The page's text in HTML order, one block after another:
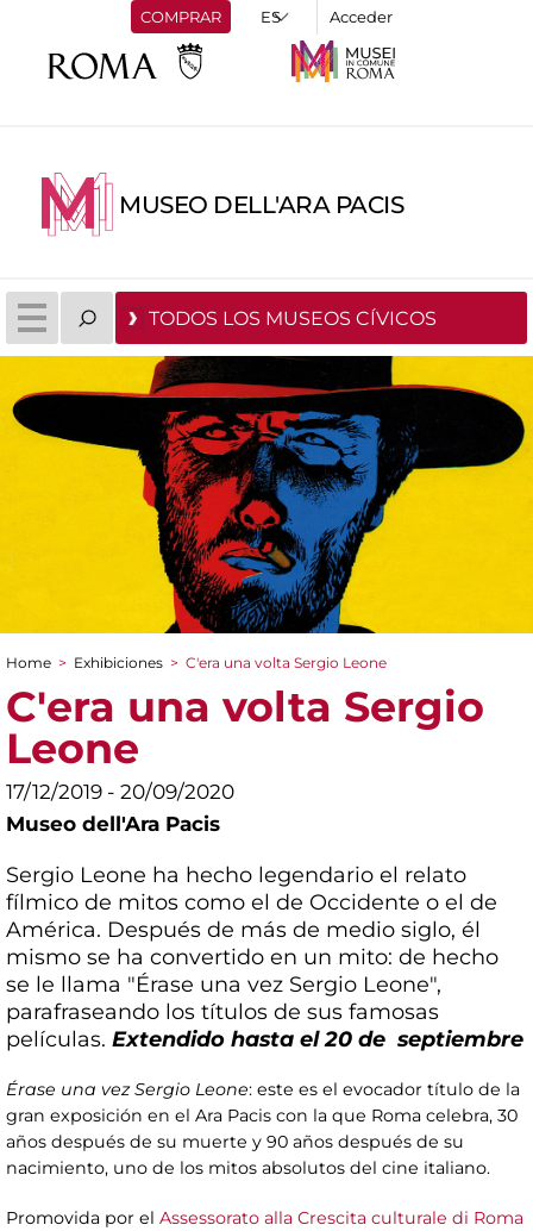
COMPRAR Acceder
MUSEO DELL'ARA PACIS
TODOS LOS MUSEOS CÍVICOS
You are here
Home > Exhibiciones > C'era una volta Sergio Leone
C'era una volta Sergio
Leone
17/12/2019 - 20/09/2020
Museo dell'Ara Pacis
Sergio Leone ha hecho legendario el relato
fílmico de mitos como el de Occidente o el de
América. Después de más de medio siglo, él
mismo se ha convertido en un mito: de hecho
se le llama "Érase una vez Sergio Leone",
parafraseando los títulos de sus famosas
películas. Extendido hasta el 20 de septiembre
Érase una vez Sergio Leone: este es el evocador título de la
gran exposición en el Ara Pacis con la que Roma celebra, 30
años después de su muerte y 90 años después de su
nacimiento, uno de los mitos absolutos del cine italiano.
Promovida por el Assessorato alla Crescita culturale di Roma